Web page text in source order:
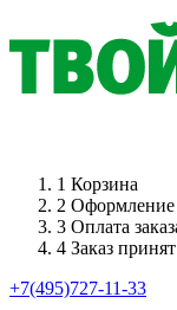
1 Корзина
2 Оформление
3 Оплата
4 Заказ принят
+7(495)727-11-33